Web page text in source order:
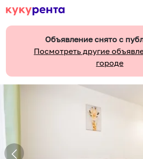
Объявление снято с
Посмотреть другие
городе